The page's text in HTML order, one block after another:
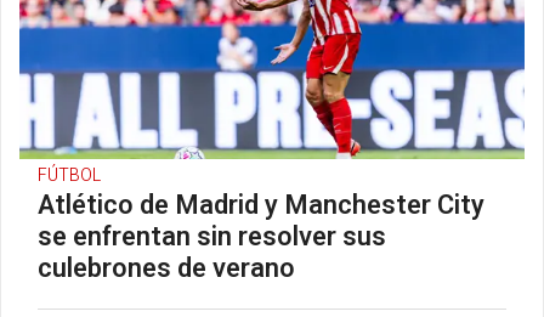
FÚTBOL
Atlético de Madrid y Manchester City
se enfrentan sin resolver sus
culebrones de verano